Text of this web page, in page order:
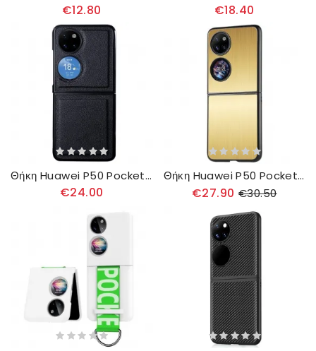
€12.80 €18.40
Θήκη Huawei P50 Pocket Γνήσιο Επώνυμο Δέρμα
€24.00
Θήκη Huawei P50 Pocket Εφέ Βουρτσισμένου Μετάλλου
€27.90 €30.50